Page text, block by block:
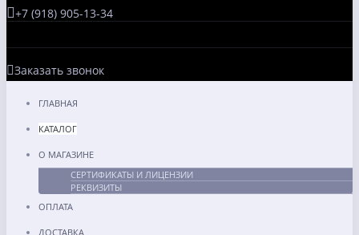
+7 (918) 905-13-34
Заказать звонок
ГЛАВНАЯ
КАТАЛОГ
О МАГАЗИНЕ
СЕРТИФИКАТЫ И ЛИЦЕНЗИИ
РЕКВИЗИТЫ
ОПЛАТА
ДОСТАВКА